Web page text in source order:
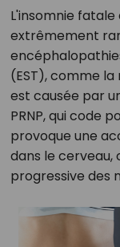
L'insomnie
extrêmement
(EST), comme
est causée par
PRNP, qui code
provoque une
dans le cerveau,
progressive des